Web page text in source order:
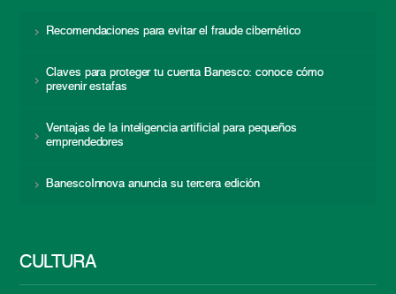
Recomendaciones para evitar el fraude cibernético
Claves para proteger tu cuenta Banesco: conoce cómo
prevenir estafas
Ventajas de la inteligencia artificial para pequeños
emprendedores
BanescoInnova anuncia su tercera edición
CULTURA